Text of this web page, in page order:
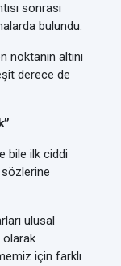
sonrası
bulundu.
noktanın altını
derece de
bile ilk ciddi
sözlerine
ulusal
olarak
için farklı